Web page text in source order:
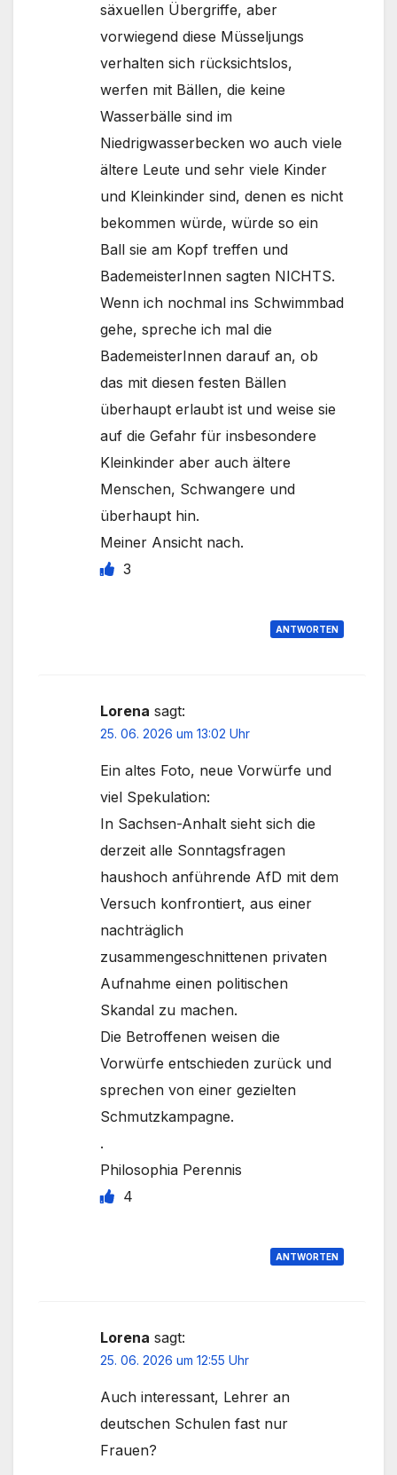
säxuellen Übergriffe, aber
vorwiegend diese Müsseljungs
verhalten sich rücksichtslos,
werfen mit Bällen, die keine
Wasserbälle sind im
Niedrigwasserbecken wo auch viele
ältere Leute und sehr viele Kinder
und Kleinkinder sind, denen es nicht
bekommen würde, würde so ein
Ball sie am Kopf treffen und
BademeisterInnen sagten NICHTS.
Wenn ich nochmal ins Schwimmbad
gehe, spreche ich mal die
BademeisterInnen darauf an, ob
das mit diesen festen Bällen
überhaupt erlaubt ist und weise sie
auf die Gefahr für insbesondere
Kleinkinder aber auch ältere
Menschen, Schwangere und
überhaupt hin.
Meiner Ansicht nach.
3
ANTWORTEN
Lorena sagt:
25. 06. 2026 um 13:02 Uhr
Ein altes Foto, neue Vorwürfe und
viel Spekulation:
In Sachsen-Anhalt sieht sich die
derzeit alle Sonntagsfragen
haushoch anführende AfD mit dem
Versuch konfrontiert, aus einer
nachträglich
zusammengeschnittenen privaten
Aufnahme einen politischen
Skandal zu machen.
Die Betroffenen weisen die
Vorwürfe entschieden zurück und
sprechen von einer gezielten
Schmutzkampagne.
.
Philosophia Perennis
4
ANTWORTEN
Lorena sagt:
25. 06. 2026 um 12:55 Uhr
Auch interessant, Lehrer an
deutschen Schulen fast nur
Frauen?